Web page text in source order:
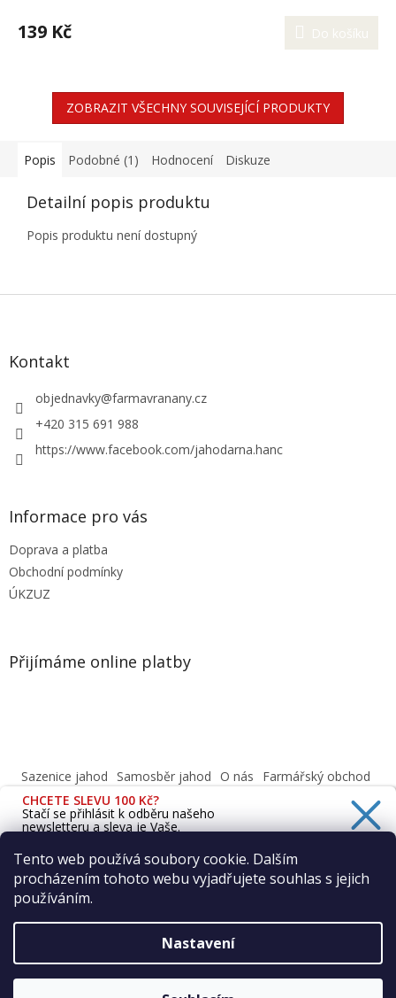
Tento web používá soubory cookie. Dalším
procházením tohoto webu vyjadřujete souhlas s jejich
používáním.
Nastavení
139 Kč Do košíku
ZOBRAZIT VŠECHNY SOUVISEJÍCÍ PRODUKTY
Popis Podobné (1) Hodnocení Diskuze
Detailní popis produktu
Popis produktu není dostupný
Z
Kontakt
objednavky@farmavranany.cz
+420 315 691 988
https://www.facebook.com/jahodarna.hanc
Informace pro vás
Doprava a platba
Obchodní podmínky
ÚKZUZ
Přijímáme online platby
Sazenice jahod Samosběr jahod O nás
Farmářský obchod
Obchodní podmínky
Informace o ochraně osobních údajů dle GDPR
Cafenavysluni.cz - Objednat a vyzvednout
Copyright 2026Farma Vraňany s.r.o.. Všechna práva
CHCETE SLEVU 100 Kč?
Stačí se přihlásit k odběru našeho
newsletteru a sleva je Vaše.
Ano, chci se přihlásit
Zásady zpracování osobních údajů